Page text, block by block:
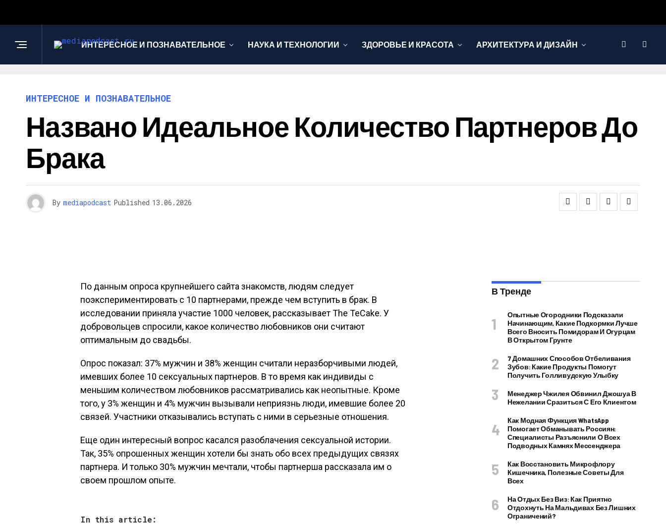
ИНТЕРЕСНОЕ И ПОЗНАВАТЕЛЬНОЕ НАУКА И ТЕХНОЛОГИИ ЗДОРОВЬЕ И КРАСОТА АРХИТЕКТУРА И ДИЗАЙН
ИНТЕРЕСНОЕ И ПОЗНАВАТЕЛЬНОЕ
Названо Идеальное Количество Партнеров До
Брака
By mediapodcast Published 13.06.2026
По данным опроса крупнейшего сайта знакомств, людям следует
поэкспериментировать с 10 партнерами, прежде чем вступить в брак. В
исследовании приняла участие 1000 человек, рассказывает The TeCake. У
добровольцев спросили, какое количество любовников они считают
оптимальным до свадьбы.
Опрос показал: 37% мужчин и 38% женщин считали неразборчивыми людей,
имевших более 10 сексуальных партнеров. В то время как индивиды с
меньшим количеством любовников рассматривались как неопытные. Кроме
того, у 3% женщин и 4% мужчин вызывали неприязнь люди, имевшие более 20
связей. Участники отказывались вступать с ними в серьезные отношения.
Еще один интересный вопрос касался разоблачения сексуальной истории.
Так, 35% опрошенных женщин хотели бы знать обо всех предыдущих связях
партнера. И только 30% мужчин мечтали, чтобы партнерша рассказала им о
своем прошлом опыте.
In this article:
В Тренде
Опытные Огородники Подсказали
Начинающим, Какие Подкормки Лучше
Всего Вносить Помидорам И Огурцам
В Открытом Грунте
7 Домашних Способов Отбеливания
Зубов: Какие Продукты Помогут
Получить Голливудскую Улыбку
Менеджер Чжилея Обвинил Джошуа В
Нежелании Сразиться С Его Клиентом
Как Модная Функция WhatsApp
Помогает Обманывать Россиян:
Специалисты Разъяснили О Всех
Подводных Камнях Мессенджера
Как Восстановить Микрофлору
Кишечника, Полезные Советы Для
Всех
На Отдых Без Виз: Как Приятно
Отдохнуть На Мальдивах Без Лишних
Ограничений?